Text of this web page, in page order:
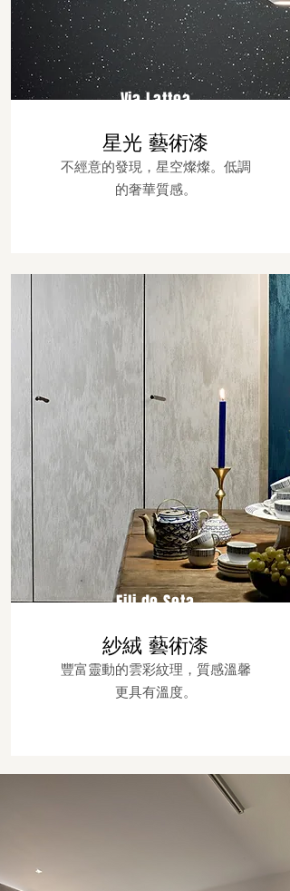
Via Lattea
星光 藝術漆
不經意的發現，星空燦燦。低調
的奢華質感。
Fili de Seta
紗絨 藝術漆
豐富靈動的雲彩紋理，質感溫馨
更具有溫度。